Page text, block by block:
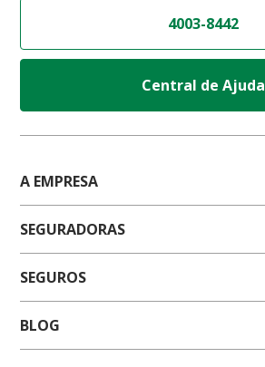
4003-8442
Central de Ajuda
A EMPRESA
SEGURADORAS
SEGUROS
BLOG